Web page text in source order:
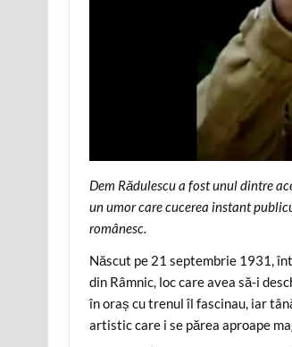
Dem Rădulescu a fost unul dintre
un umor care cucerea instant
românesc.
Născut pe 21 septembrie 1931,
din Râmnic, loc care avea să-i
în oraș cu trenul îl fascinau, iar
artistic care i se părea aproape